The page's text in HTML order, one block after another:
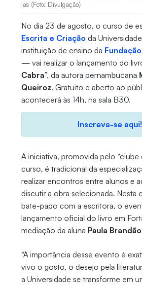
las (Foto: Divulgação)
No dia 23 de agosto, o curso de
Escrita e Criação da
instituição de ensino da
— vai realizar o lançamento do
Cabra”, da autora pernambucana
Queiroz. Gratuito e aberto ao
acontecerá às 14h, na sala B30.
Inscreva-se aqui!
A iniciativa, promovida pelo “clube
curso, é tradicional da
realizar encontros entre alunos e
discutir a obra selecionada. Nesta
bate-papo com a escritora, o
lançamento oficial do livro em
mediação da aluna Paula Brandão
“A importância desse evento é
vivo o gosto, o desejo pela
a Universidade se transforme em